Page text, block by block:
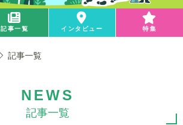
記事一覧 インタビュー 特集
記事一覧
NEWS
記事一覧